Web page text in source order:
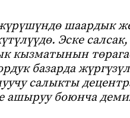
шаардык
Эске
кызматынын
базарда
салыкты
ашыруу боюнча